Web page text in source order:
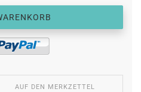
AUF DEN MERKZETTEL